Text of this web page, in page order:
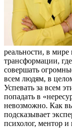
реальности, в мире
трансформации,
совершать
всем людям, в
Успевать за всем
попадать в
невозможно. Как
подсказывает
психолог, ментор